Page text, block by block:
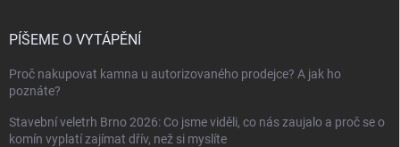
PÍŠEME O VYTÁPĚNÍ
Proč nakupovat kamna u autorizovaného prodejce? A jak ho
poznáte?
Stavební veletrh Brno 2026: Co jsme viděli, co nás zaujalo a proč se o
komín vyplatí zajímat dřív, než si myslíte